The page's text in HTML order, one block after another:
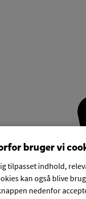
bruger vi
tilpasset indhold,
kan også blive
nedenfor